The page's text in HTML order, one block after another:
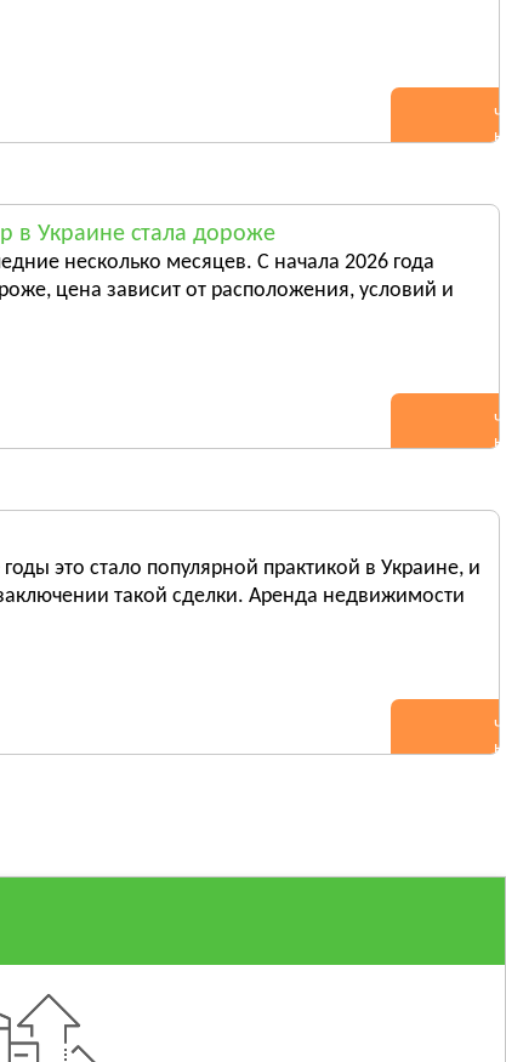
в Украине стала дороже
несколько месяцев. С начала 2026 года
цена зависит от расположения, условий и
это стало популярной практикой в Украине, и
такой сделки. Аренда недвижимости